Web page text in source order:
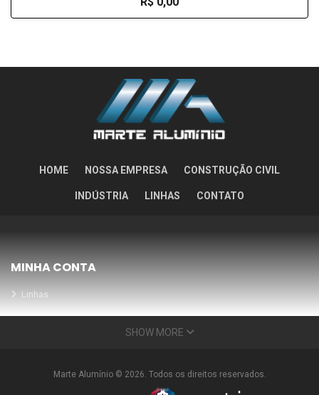
HOME NOSSA EMPRESA CONSTRUÇÃO CIVIL
INDÚSTRIA LINHAS CONTATO
MINHA CONTA
Linhas
Meus Orçamentos
Condições Especiais
SHOW MORE
Marte Alumínio © 2026. Todos os direitos reservados.